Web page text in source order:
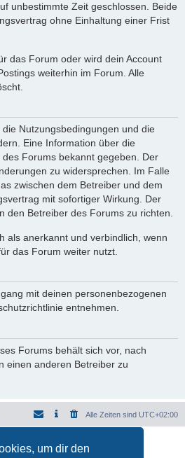
um dir den
unbestimmte Zeit geschlossen. Beide
ohne Einhaltung einer Frist
das Forum oder wird dein Account
weiterhin im Forum. Alle
Nutzungsbedingungen und die
Eine Information über die
Forums bekannt gegeben. Der
zu widersprechen. Im Falle
zwischen dem Betreiber und dem
mit sofortiger Wirkung. Der
den Betreiber des Forums zu richten.
als anerkannt und verbindlich, wenn
das Forum weiter nutzt.
mit deinen personenbezogenen
entnehmen.
Forums behält sich vor, nach
einen anderen Betreiber zu
Alle Zeiten sind UTC+02:00
durchphpBB.de